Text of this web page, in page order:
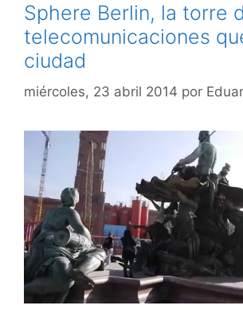
Sphere Berlin, la torre
telecomunicaciones
ciudad
miércoles, 23 abril 2014 por